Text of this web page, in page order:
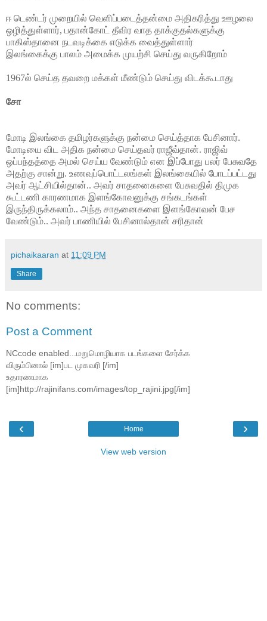
ஈ டெண்டர் முறையில் வெளிப்படைத்தன்மை அதிகரித்து ஊழலை
ஒழித்துள்ளார், பதான்கோட் தீவிர வாத தாக்குதல்களுக்கு
பாகிஸ்தானை நடவடிக்கை எடுக்க வைத்துள்ளார்
இலங்கைக்கு பாலம் அமைக்க முயற்சி செய்து வருகிறோம்
1967ல் செய்த தவறை மக்கள் மீண்டும் செய்து விடக்கூடாது
சோ
மோடி இலங்கை தமிழர்களுக்கு நன்மை செய்த்தாக பேசினார்.
மோடியை விட அதிக நன்மை செய்தவர் ராஜீவ்தான். ராஜிவ்
ஒப்பந்தத்தை அமல் செய்ய வேண்டும் என இப்போது பலர் பேசுவதே
அதற்கு சான்று. உணவுப்பொட்டலங்கள் இலங்கையில் போடப்பட்டது
அவர் ஆட்சியில்தான்.. அவர் சாதனைகளை பேசுவதில் திமுக
கூட்டணி காரணமாக இளங்கோவனுக்கு சங்கடங்கள்
இருந்திருக்கலாம்.. அந்த சாதனைகளை இளங்கோவன் பேச
வேண்டும்.. அவர் பாணியில் பேசினால்தான் சரிதான்
pichaikaaran at 11:09 PM
Share
No comments:
Post a Comment
NCcode enabled...மறுமொழியாக படங்களை சேர்க்க
விரும்பினால் [im]பட முகவரி [/im]
உதாரணமாக
[im]http://rajinifans.com/images/top_rajini.jpg[/im]
‹ ›
Home
View web version